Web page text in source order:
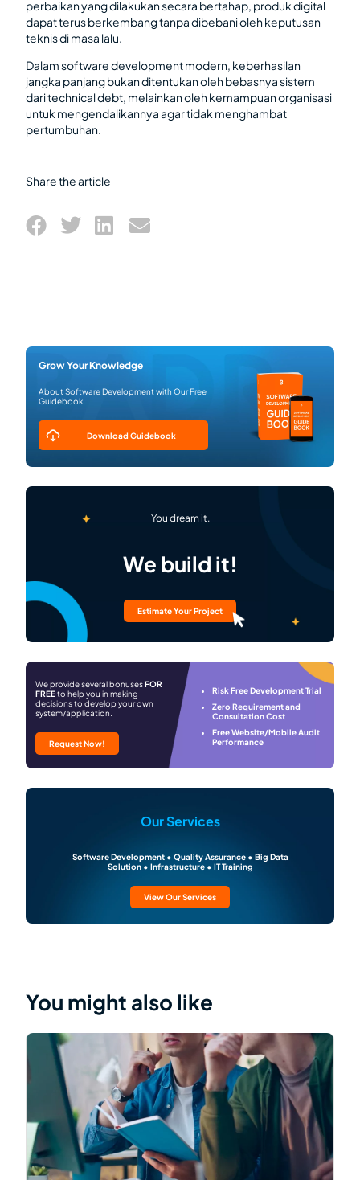
perbaikan yang dilakukan secara bertahap, produk digital
dapat terus berkembang tanpa dibebani oleh keputusan
teknis di masa lalu.
Dalam software development modern, keberhasilan
jangka panjang bukan ditentukan oleh bebasnya sistem
dari technical debt, melainkan oleh kemampuan organisasi
untuk mengendalikannya agar tidak menghambat
pertumbuhan.
Share the article
Grow Your Knowledge
About Software Development with Our Free
Guidebook
Download Guidebook
You dream it.
We build it!
Estimate Your Project
We provide several bonusesFOR
FREEto help you in making
decisions to develop your own
system/application.
Request Now!
Risk Free Development Trial
Zero Requirement and
Consultation Cost
Free Website/Mobile Audit
Performance
Our Services
Software Development • Quality Assurance • Big Data
Solution • Infrastructure • IT Training
View Our Services
You might also like